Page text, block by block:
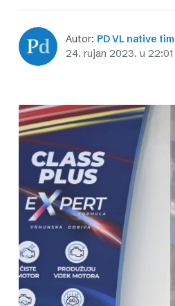
Autor: PD VL native tim
24. rujan 2023. u 22:01